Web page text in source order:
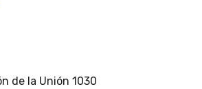
de la Unión 1030